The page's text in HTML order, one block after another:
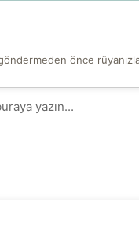
göndermeden önce